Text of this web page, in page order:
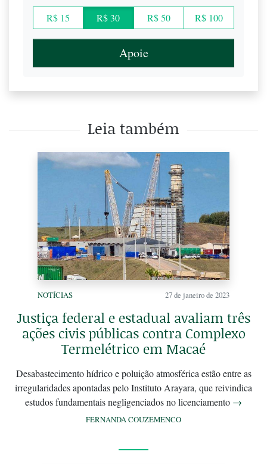
R$ 15 R$ 30 R$ 50 R$ 100
Apoie
Leia também
NOTÍCIAS 27 de janeiro de 2023
Justiça federal e estadual avaliam três
ações civis públicas contra Complexo
Termelétrico em Macaé
Desabastecimento hídrico e poluição atmosférica estão entre as
irregularidades apontadas pelo Instituto Arayara, que reivindica
estudos fundamentais negligenciados no licenciamento →
FERNANDA COUZEMENCO